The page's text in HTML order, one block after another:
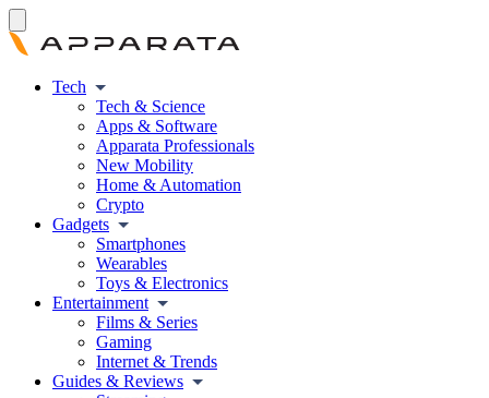
Tech
Tech & Science
Apps & Software
Apparata Professionals
New Mobility
Home & Automation
Crypto
Gadgets
Smartphones
Wearables
Toys & Electronics
Entertainment
Films & Series
Gaming
Internet & Trends
Guides & Reviews